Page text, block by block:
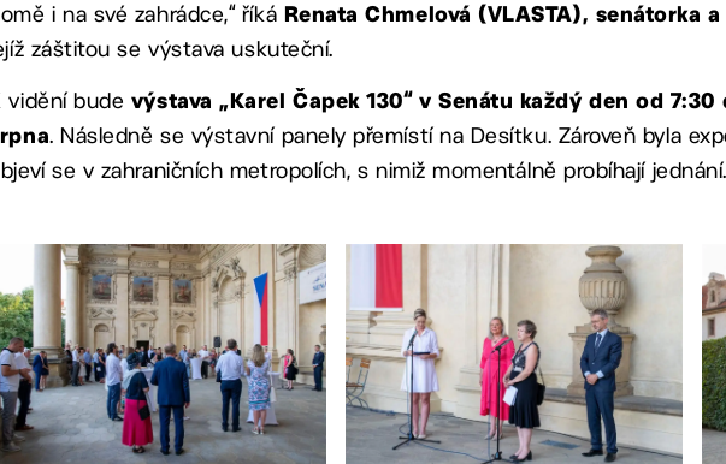
i na své zahrádce,“ říká
Renata Chmelová (VLASTA), senátorka
záštitou se výstava uskuteční.
vidění bude výstava „Karel Čapek 130“ v Senátu každý den od 7:30
. Následně se výstavní panely přemístí na Desítku. Zároveň byla
se v zahraničních metropolích, s nimiž momentálně probíhají jednání.